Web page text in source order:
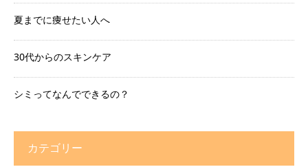
夏までに痩せたい人へ
30代からのスキンケア
シミってなんでできるの？
カテゴリー